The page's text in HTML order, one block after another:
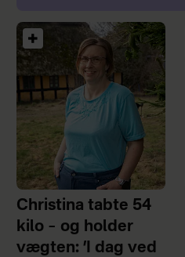
Christina tabte 54
kilo – og holder
vægten: ’I dag ved